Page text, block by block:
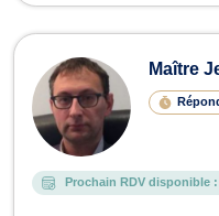
Maître
Prochain RDV disponible :